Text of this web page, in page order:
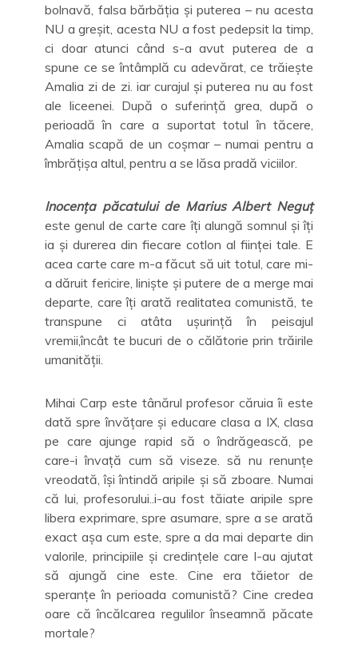
bolnavă, falsa bărbăția și puterea – nu acesta
NU a greșit, acesta NU a fost pedepsit la timp,
ci doar atunci când s-a avut puterea de a
spune ce se întâmplă cu adevărat, ce trăiește
Amalia zi de zi. iar curajul și puterea nu au fost
ale liceenei. După o suferință grea, după o
perioadă în care a suportat totul în tăcere,
Amalia scapă de un coșmar – numai pentru a
îmbrățișa altul, pentru a se lăsa pradă viciilor.
Inocența păcatului de Marius Albert Neguț
este genul de carte care îți alungă somnul și îți
ia și durerea din fiecare cotlon al ființei tale. E
acea carte care m-a făcut să uit totul, care mi-
a dăruit fericire, liniște și putere de a merge mai
departe, care îți arată realitatea comunistă, te
transpune ci atâta ușurință în peisajul
vremii,încât te bucuri de o călătorie prin trăirile
umanității.
Mihai Carp este tânărul profesor căruia îi este
dată spre învățare și educare clasa a IX, clasa
pe care ajunge rapid să o îndrăgească, pe
care-i învață cum să viseze. să nu renunțe
vreodată, își întindă aripile și să zboare. Numai
că lui, profesorului..i-au fost tăiate aripile spre
libera exprimare, spre asumare, spre a se arată
exact așa cum este, spre a da mai departe din
valorile, principiile și credințele care l-au ajutat
să ajungă cine este. Cine era tăietor de
speranțe în perioada comunistă? Cine credea
oare că încălcarea regulilor înseamnă păcate
mortale?